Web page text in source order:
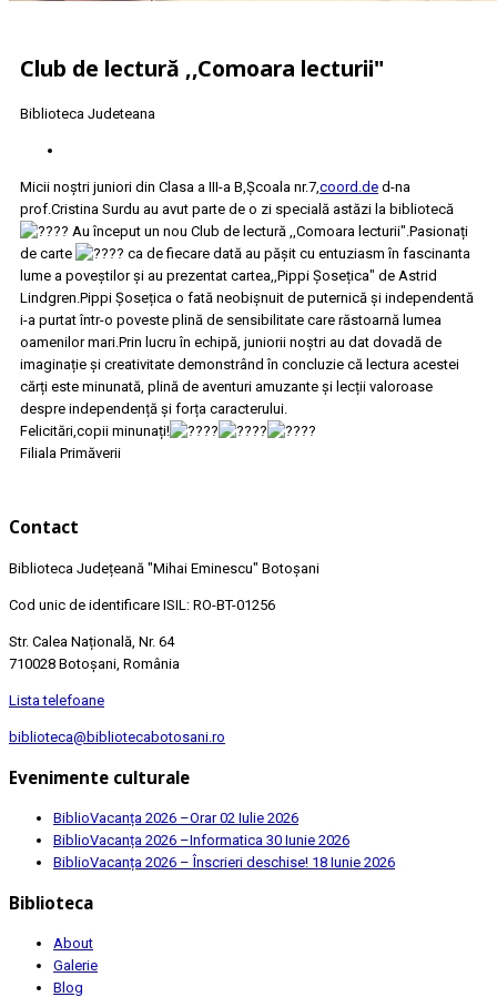
Club de lectură ,,Comoara lecturii"
Biblioteca Judeteana
Micii noștri juniori din Clasa a III-a B,Școala nr.7,coord.de d-na
prof.Cristina Surdu au avut parte de o zi specială astăzi la bibliotecă
Au început un nou Club de lectură ,,Comoara lecturii".Pasionați
de carte
ca de fiecare dată au pășit cu entuziasm în fascinanta
lume a poveștilor și au prezentat cartea,,Pippi Șosețica" de Astrid
Lindgren.Pippi Șosețica o fată neobișnuit de puternică și independentă
i-a purtat într-o poveste plină de sensibilitate care răstoarnă lumea
oamenilor mari.Prin lucru în echipă, juniorii noștri au dat dovadă de
imaginație și creativitate demonstrând în concluzie că lectura acestei
cărți este minunată, plină de aventuri amuzante și lecții valoroase
despre independență și forța caracterului.
Felicitări,copii minunați!
Filiala Primăverii
Contact
Biblioteca Județeană "Mihai Eminescu" Botoșani
Cod unic de identificare ISIL: RO-BT-01256
Str. Calea Națională, Nr. 64
710028 Botoșani, România
Lista telefoane
biblioteca@bibliotecabotosani.ro
Evenimente culturale
BiblioVacanța 2026 –Orar02 Iulie 2026
BiblioVacanța 2026 –Informatica 30 Iunie 2026
BiblioVacanța 2026 – Înscrieri deschise! 18 Iunie 2026
Biblioteca
About
Galerie
Blog